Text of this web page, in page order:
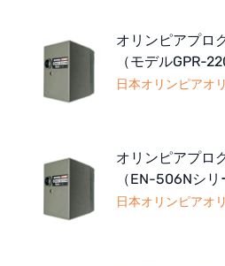
オリンピアプロ
（モデルGPR-
日本オリンピアオ
オリンピアプロ
（EN-506Nシリ
日本オリンピアオ